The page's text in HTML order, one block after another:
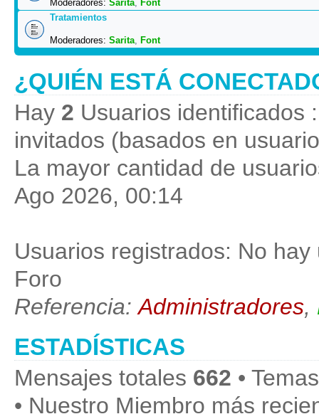
Moderadores: Sarita, Font
Tratamientos
Moderadores: Sarita, Font
¿QUIÉN ESTÁ
Hay 2 Usuarios identificados
invitados (basados en
La mayor cantidad de
Ago 2026, 00:14
Usuarios registrados: No
Foro
Referencia:Administradores,
ESTADÍSTICAS
Mensajes totales 662 •
• Nuestro Miembro más